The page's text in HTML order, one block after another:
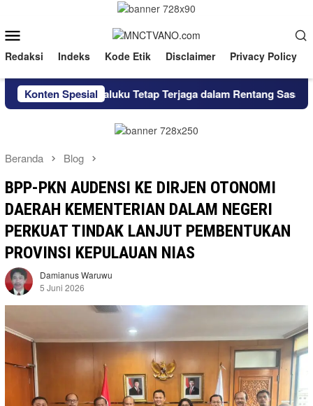
konten
Mobile
Redaksi Indeks Kode Etik Disclaimer Privacy Policy
Konten Spesial
Maluku Tetap Terjaga dalam Rentang Sasaran
Beranda Blog
BPP-PKN AUDENSI KE DIRJEN OTONOMI
DAERAH KEMENTERIAN DALAM NEGERI
PERKUAT TINDAK LANJUT PEMBENTUKAN
PROVINSI KEPULAUAN NIAS
Damianus Waruwu
5 Juni 2026